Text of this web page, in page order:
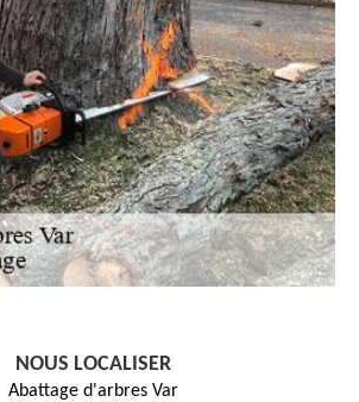
NOUS LOCALISER
Abattage d'arbres Var